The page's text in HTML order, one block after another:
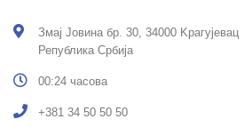
Змај Јовина бр. 30, 34000 Kрагујевац
Република Србија
00:24 часова
+381 34 50 50 50